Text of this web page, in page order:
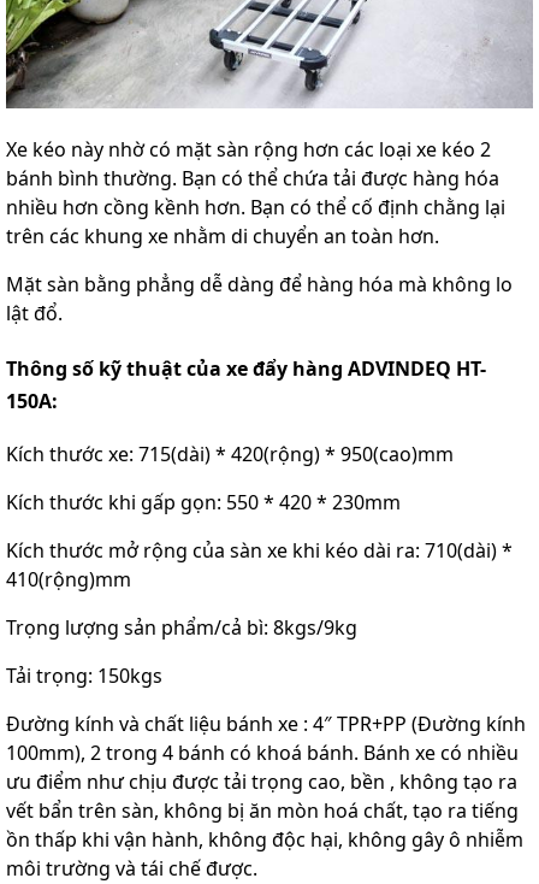
Xe kéo này nhờ có mặt sàn rộng hơn các loại xe kéo 2
bánh bình thường. Bạn có thể chứa tải được hàng hóa
nhiều hơn cồng kềnh hơn. Bạn có thể cố định chằng lại
trên các khung xe nhằm di chuyển an toàn hơn.
Mặt sàn bằng phẳng dễ dàng để hàng hóa mà không lo
lật đổ.
Thông số kỹ thuật của xe đẩy hàng ADVINDEQ HT-
150A:
Kích thước xe: 715(dài) * 420(rộng) * 950(cao)mm
Kích thước khi gấp gọn: 550 * 420 * 230mm
Kích thước mở rộng của sàn xe khi kéo dài ra: 710(dài) *
410(rộng)mm
Trọng lượng sản phẩm/cả bì: 8kgs/9kg
Tải trọng: 150kgs
Đường kính và chất liệu bánh xe : 4″ TPR+PP (Đường kính
100mm), 2 trong 4 bánh có khoá bánh. Bánh xe có nhiều
ưu điểm như chịu được tải trọng cao, bền , không tạo ra
vết bẩn trên sàn, không bị ăn mòn hoá chất, tạo ra tiếng
ồn thấp khi vận hành, không độc hại, không gây ô nhiễm
môi trường và tái chế được.